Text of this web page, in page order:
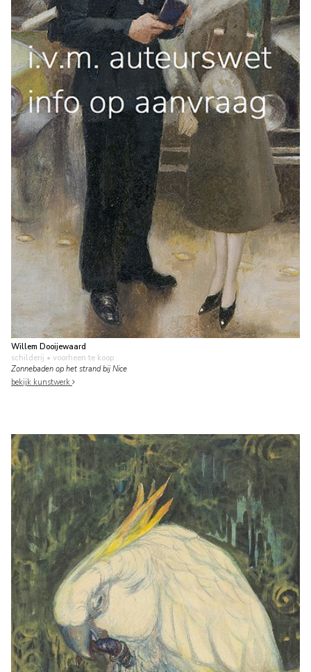
Willem Dooijewaard
schilderij • voorheen te koop
Zonnebaden op het strand bij Nice
bekijk kunstwerk